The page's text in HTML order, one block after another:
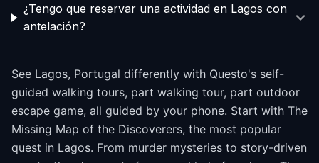
¿Tengo que reservar una actividad en Lagos con
antelación?
See Lagos, Portugal differently with Questo's self-
guided walking tours, part walking tour, part outdoor
escape game, all guided by your phone. Start with The
Missing Map of the Discoverers, the most popular
quest in Lagos. From murder mysteries to story-driven